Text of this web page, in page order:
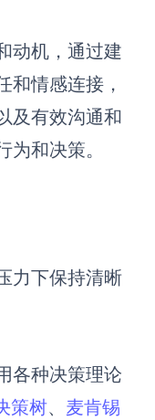
动机，通过建
和情感连接，
及有效沟通和
和决策。
力下保持清晰
各种决策理论
策树、 麦肯锡